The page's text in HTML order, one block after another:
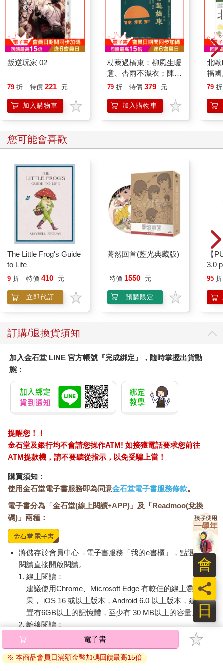
叛逆玩家 02
79 折 特價 221 元
加入購物車
杖藜過橋東：柳風生暖
意、杏雨不濕衣；陳亮
恭談以心轉境的適齡漫
79 折 特價 379 元
加入購物車
北
福
79 折
您可能會喜歡
The Little Frog's Guide
to Life
9 折 特價 410 元
立即代訂
驀然回首(藍光典藏版)
特價 1550 元
預購限定
【
3.0
粉
95 折
訂購/退換貨須知
加入金石堂 LINE 官方帳號『完成綁定』，隨時掌握出貨動
態：
提醒您！！
金石堂及銀行均不會請您操作ATM! 如接獲電話要求您前往
ATM提款機，請不要聽從指示，以免受騙上當！
購買須知：
使用金石堂電子書服務即為同意金石堂電子書服務條款。
電子書分為「金石堂(線上閱讀+APP)」及「Readmoo(兌換
碼)」兩種：
將儲存於會員中心→電子書服務「我的e書櫃」，點選線上
閱讀直接開啟閱讀。
線上閱讀：
建議使用Chrome、Microsoft Edge 有較佳的線上瀏覽效
果， iOS 16 或以上版本，Android 6.0 以上版本，建議裝
置有6GB以上的記憶體，至少有 30 MB以上的容量。
離線閱讀：
Android
安裝電子書APP後，請依照提示登入「會員中心」→「我
的E書櫃」→「電子書APP通行碼/載具管理」，取得通行
電子書
※ 本商品會員日滿額金幣加碼回饋最高15倍
日
員
會